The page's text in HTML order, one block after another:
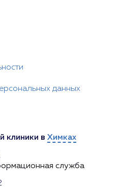
данных
клиники в Химках
служба